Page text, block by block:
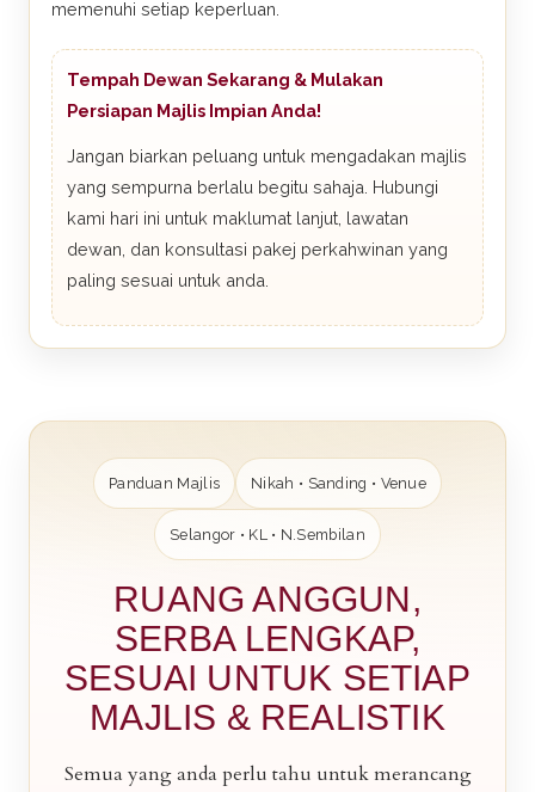
memenuhi setiap keperluan.
Tempah Dewan Sekarang & Mulakan
Persiapan Majlis Impian Anda!
Jangan biarkan peluang untuk mengadakan majlis
yang sempurna berlalu begitu sahaja. Hubungi
kami hari ini untuk maklumat lanjut, lawatan
dewan, dan konsultasi pakej perkahwinan yang
paling sesuai untuk anda.
Panduan Majlis Nikah • Sanding • Venue
Selangor • KL • N.Sembilan
RUANG ANGGUN,
SERBA LENGKAP,
SESUAI UNTUK SETIAP
MAJLIS & REALISTIK
Semua yang anda perlu tahu untuk merancang